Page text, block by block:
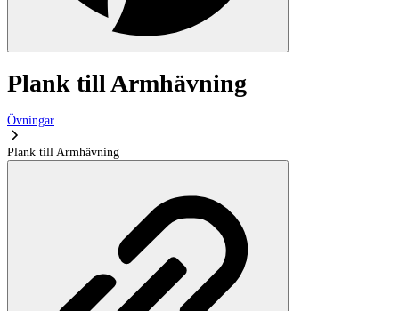
Plank till Armhävning
Övningar
Plank till Armhävning